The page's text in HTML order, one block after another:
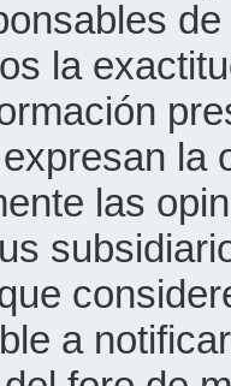
la
la
las
a